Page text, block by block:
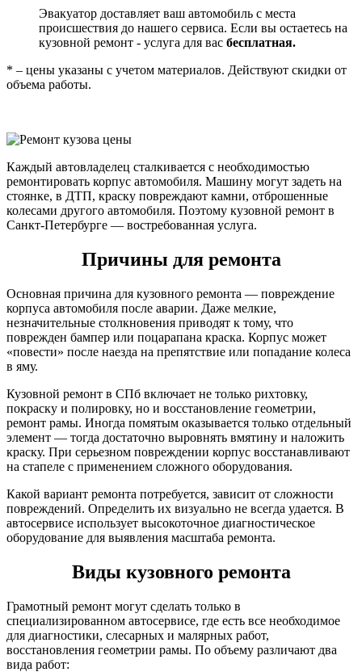
Эвакуатор доставляет ваш автомобиль с места
происшествия до нашего сервиса. Если вы остаетесь на
кузовной ремонт - услуга для вас бесплатная.
* – цены указаны с учетом материалов. Действуют скидки от
объема работы.
Каждый автовладелец сталкивается с необходимостью
ремонтировать корпус автомобиля. Машину могут задеть на
стоянке, в ДТП, краску повреждают камни, отброшенные
колесами другого автомобиля. Поэтому кузовной ремонт в
Санкт-Петербурге — востребованная услуга.
Причины для ремонта
Основная причина для кузовного ремонта — повреждение
корпуса автомобиля после аварии. Даже мелкие,
незначительные столкновения приводят к тому, что
поврежден бампер или поцарапана краска. Корпус может
«повести» после наезда на препятствие или попадание колеса
в яму.
Кузовной ремонт в СПб включает не только рихтовку,
покраску и полировку, но и восстановление геометрии,
ремонт рамы. Иногда помятым оказывается только отдельный
элемент — тогда достаточно выровнять вмятину и наложить
краску. При серьезном повреждении корпус восстанавливают
на стапеле с применением сложного оборудования.
Какой вариант ремонта потребуется, зависит от сложности
повреждений. Определить их визуально не всегда удается. В
автосервисе использует высокоточное диагностическое
оборудование для выявления масштаба ремонта.
Виды кузовного ремонта
Грамотный ремонт могут сделать только в
специализированном автосервисе, где есть все необходимое
для диагностики, слесарных и малярных работ,
восстановления геометрии рамы. По объему различают два
вида работ: